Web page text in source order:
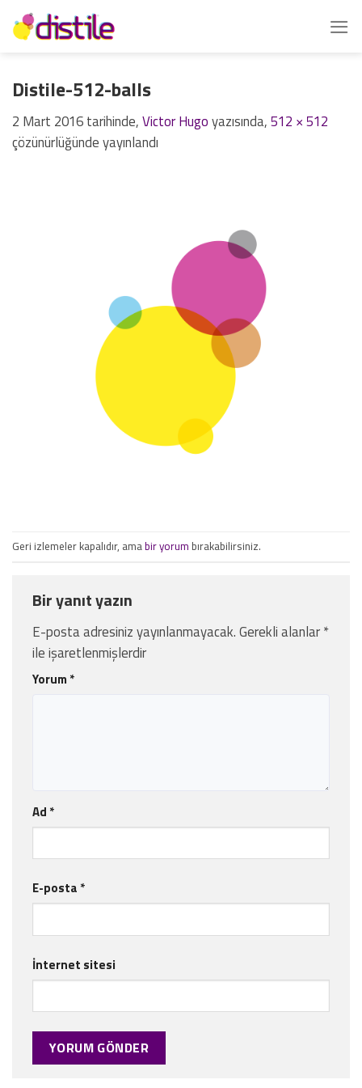
İçeriğe
atla
Distile-512-balls
2 Mart 2016tarihinde,Victor Hugoyazısında,512 × 512
çözünürlüğünde yayınlandı
Geri izlemeler kapalıdır, amabir yorum bırakabilirsiniz.
Bir yanıt yazın
E-posta adresiniz yayınlanmayacak.Gerekli alanlar*
ile işaretlenmişlerdir
Yorum *
Ad *
E-posta *
İnternet sitesi